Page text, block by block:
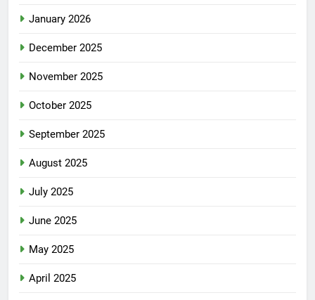
January 2026
December 2025
November 2025
October 2025
September 2025
August 2025
July 2025
June 2025
May 2025
April 2025